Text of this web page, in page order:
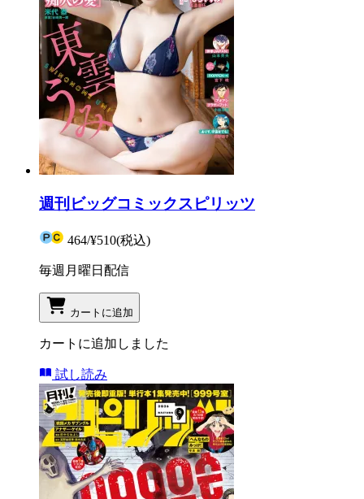
週刊ビッグコミックスピリッツ
464/¥510(税込)
毎週月曜日配信
カートに追加
カートに追加しました
試し読み